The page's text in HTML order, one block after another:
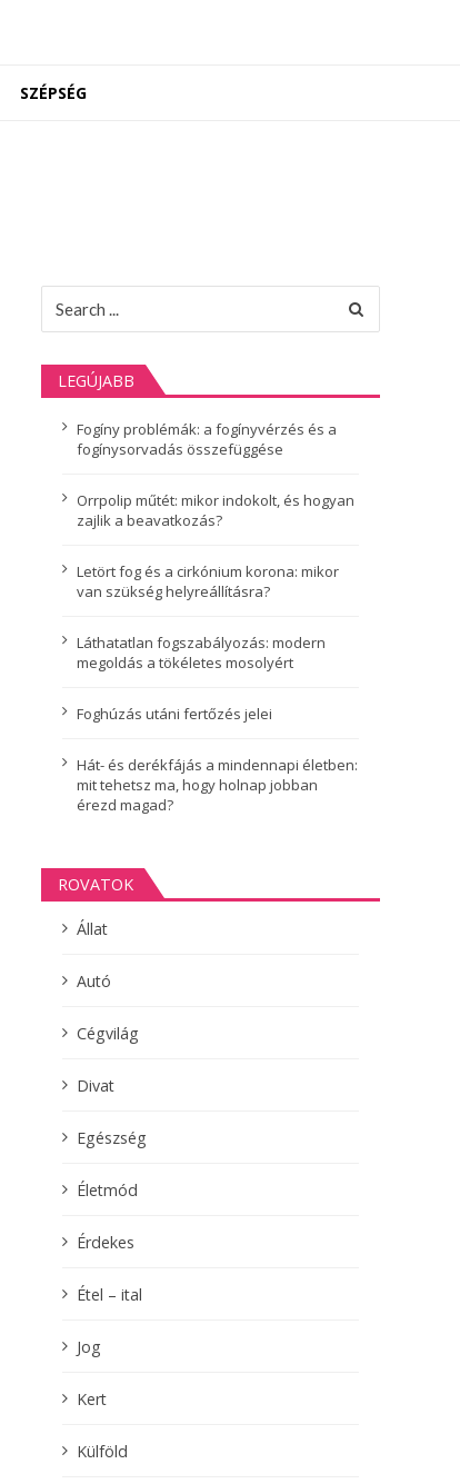
SZÉPSÉG
for:
LEGÚJABB
Fogíny problémák: a fogínyvérzés és a
fogínysorvadás összefüggése
Orrpolip műtét: mikor indokolt, és hogyan
zajlik a beavatkozás?
Letört fog és a cirkónium korona: mikor
van szükség helyreállításra?
Láthatatlan fogszabályozás: modern
megoldás a tökéletes mosolyért
Foghúzás utáni fertőzés jelei
Hát- és derékfájás a mindennapi életben:
mit tehetsz ma, hogy holnap jobban
érezd magad?
ROVATOK
Állat
Autó
Cégvilág
Divat
Egészség
Életmód
Érdekes
Étel – ital
Jog
Kert
Külföld